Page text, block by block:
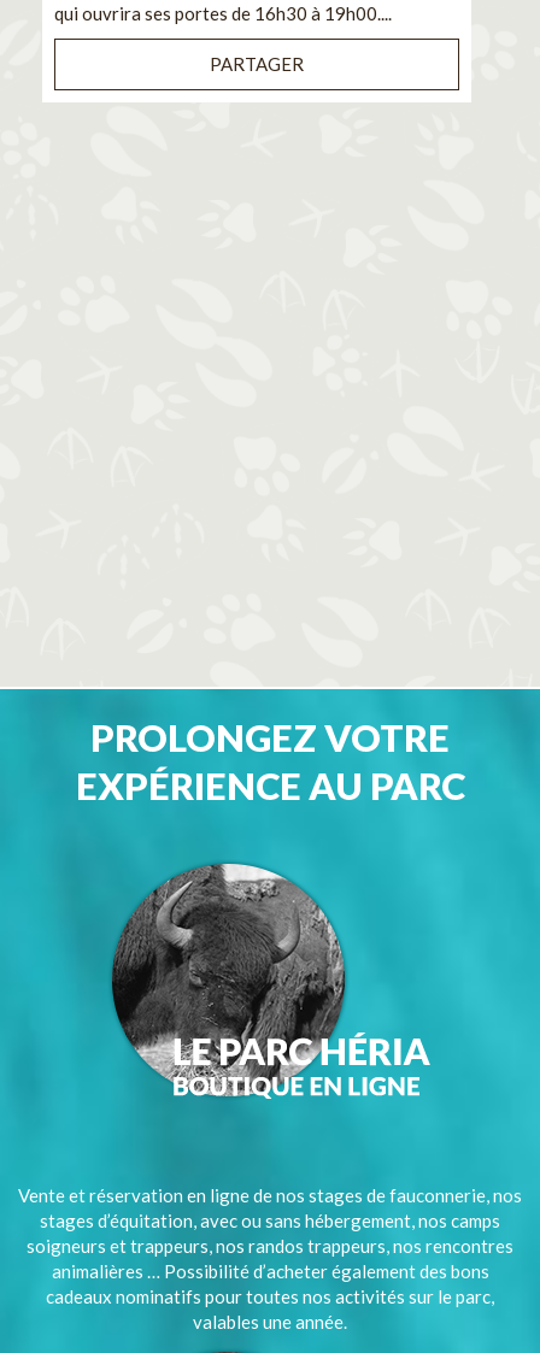
qui ouvrira ses portes de 16h30 à 19h00....
PARTAGER
PROLONGEZ VOTRE
EXPÉRIENCE AU PARC
Vente et réservation en ligne de nos stages de fauconnerie, nos
stages d’équitation, avec ou sans hébergement, nos camps
soigneurs et trappeurs, nos randos trappeurs, nos rencontres
animalières … Possibilité d’acheter également des bons
cadeaux nominatifs pour toutes nos activités sur le parc,
valables une année.